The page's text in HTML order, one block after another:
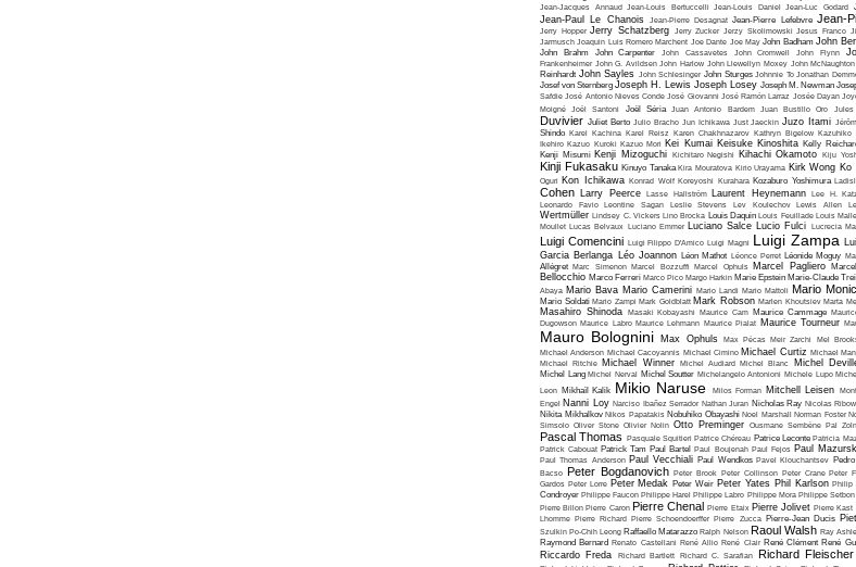
Jean-Jacques Annaud Jean-Louis Bertuccelli Jean-Louis Daniel Jean-Luc Godard
Jean-Paul Le Chanois Jean-Pierre Desagnat Jean-Pierre Lefebvre Jean-
Jerry Hopper Jerry Schatzberg Jerry Zucker Jerzy Skolimowski Jesus Franco
Jarmusch Joaquin Luis Romero Marchent Joe Dante Joe May John Badham John
John Brahm
John Carpenter John Cassavetes John Cromwell John Flynn
Frankenheimer John G. Avildsen John Harlow John Llewellyn Moxey John McNaughton
Reinhardt John Sayles John Schlesinger John Sturges Johnnie To Jonathan
Josef von Sternberg Joseph H. Lewis Joseph Losey Joseph M. Newman
Safdie José Antonio Nieves Conde José Giovanni José Ramón Larraz Josée Dayan
Moigné Joël Santoni Joël Séria Juan Antonio Bardem Juan Bustillo Oro
Duvivier Juliet Berto Julio Bracho Jun Ichikawa Just Jaeckin Juzo Itami
Shindo Karel Kachina Karel Reisz Karen Chakhnazarov Kathryn Bigelow Kazuhiko
Ikehiro Kazuo Kuroki Kazuo Mori Kei Kumai Keisuke Kinoshita Kelly
Kenji Misumi Kenji Mizoguchi Kichitaro Negishi Kihachi Okamoto Kiju
Kinji Fukasaku Kinuyo Tanaka Kira Mouratova Kirio Urayama Kirk Wong Ko
Oguri Kon Ichikawa Konrad Wolf Koreyoshi Kurahara Kozaburo Yoshimura
Cohen Larry Peerce Lasse Hallström Laurent Heynemann Lee H.
Leonardo Favio
Leontine Sagan Leslie Stevens Lev Koulechov Lewis Allen
Wertmüller Lindsey C. Vickers Lino Brocka Louis Daquin Louis Feuillade Louis Malle
Moullet Lucas Belvaux Luciano Emmer Luciano Salce Lucio Fulci Lucrecia
Luigi Comencini Luigi Filippo D'Amico Luigi Magni Luigi Zampa
Garcia Berlanga Léo Joannon Léon Mathot Léonce Perret Léonide Moguy
Allégret Marc Simenon Marcel Bozzuffi Marcel Ophuls Marcel Pagliero
Bellocchio Marco Ferreri Marco Pico Margo Harkin Marie Epstein Marie-Claude
Abaya Mario Bava Mario Camerini Mario Landi Mario Mattoli Mario
Mario Soldati Mario Zampi Mark Goldblatt Mark Robson Marlen Khoutsiev Marta
Masahiro Shinoda Masaki Kobayashi Maurice Cam Maurice Cammage
Dugowson Maurice Labro Maurice Lehmann Maurice Pialat Maurice Tourneur
Mauro Bolognini Max Ophuls Max Pécas Meir Zarchi Mel
Michael Anderson Michael Cacoyannis Michael Cimino Michael Curtiz Michael
Michael Ritchie Michael Winner Michel Audiard Michel Blanc Michel
Michel Lang Michel Nerval Michel Soutter Michelangelo Antonioni Michele Lupo
Leon Mikhaïl Kalik Mikio Naruse Milos Forman Mitchell Leisen
Engel Nanni Loy Narciso Ibañez Serrador Nathan Juran Nicholas Ray Nicolas
Nikita Mikhalkov Nikos Papatakis Nobuhiko Obayashi Noel Marshall Norman Foster
Simsolo Oliver Stone Olivier Nolin Otto Preminger Ousmane Sembène Pal
Pascal Thomas Pasquale Squitieri Patrice Chéreau Patrice Leconte Patricia
Patrick Cabouat Patrick Tam Paul Bartel Paul Boujenah Paul Fejos Paul
Paul Thomas Anderson Paul Vecchiali Paul Wendkos Pavel Klouchantsev
Bacso Peter Bogdanovich Peter Brook Peter Collinson Peter Crane Peter
Gardos Peter Lorre Peter Medak Peter Weir Peter Yates Phil Karlson Philip
Condroyer Philippe Faucon Philippe Harel Philippe Labro Philippe Mora Philippe Setbon
Pierre Billon Pierre Caron Pierre Chenal Pierre Etaix Pierre Jolivet Pierre Kast
Lhomme Pierre Richard Pierre Schoendoerffer Pierre Zucca Pierre-Jean Ducis
Szulkin Po-Chih Leong Raffaello Matarazzo Ralph Nelson Raoul Walsh Ray
Raymond Bernard Renato Castellani René Allio René Clair René Clément René
Riccardo Freda Richard Bartlett Richard C. Sarafian Richard Fleischer